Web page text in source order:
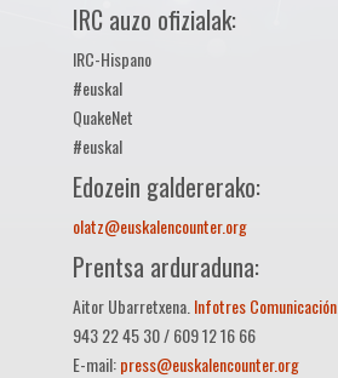
IRC auzo ofizialak:
IRC-Hispano
#euskal
QuakeNet
#euskal
Edozein galdererako:
olatz@euskalencounter.org
Prentsa arduraduna:
Aitor Ubarretxena. Infotres Comunicación.
943 22 45 30 / 609 12 16 66
E-mail:press@euskalencounter.org